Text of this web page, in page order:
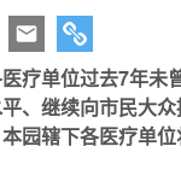
疗单位过去7年未
、继续向市民大
园辖下各医疗单